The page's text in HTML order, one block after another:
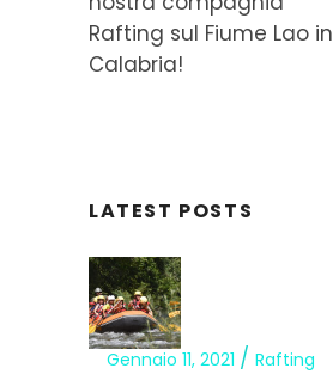
Rafting sul Fiume Lao in
Calabria!
LATEST POSTS
Gennaio 11, 2021
Rafting